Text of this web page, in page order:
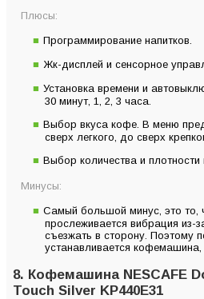
Плюсы:
Программирование напитков.
Жк-дисплей и сенсорное
Установка времени и
30 минут, 1, 2, 3 часа.
Выбор вкуса кофе. В меню
сверх легкого, до сверх
Выбор количества и плотности
Минусы:
Самый большой минус, это то,
прослеживается вибрация из-
съезжать в сторону. Поэтому
устанавливается
8. Кофемашина NESCAFE
Touch Silver KP440E31